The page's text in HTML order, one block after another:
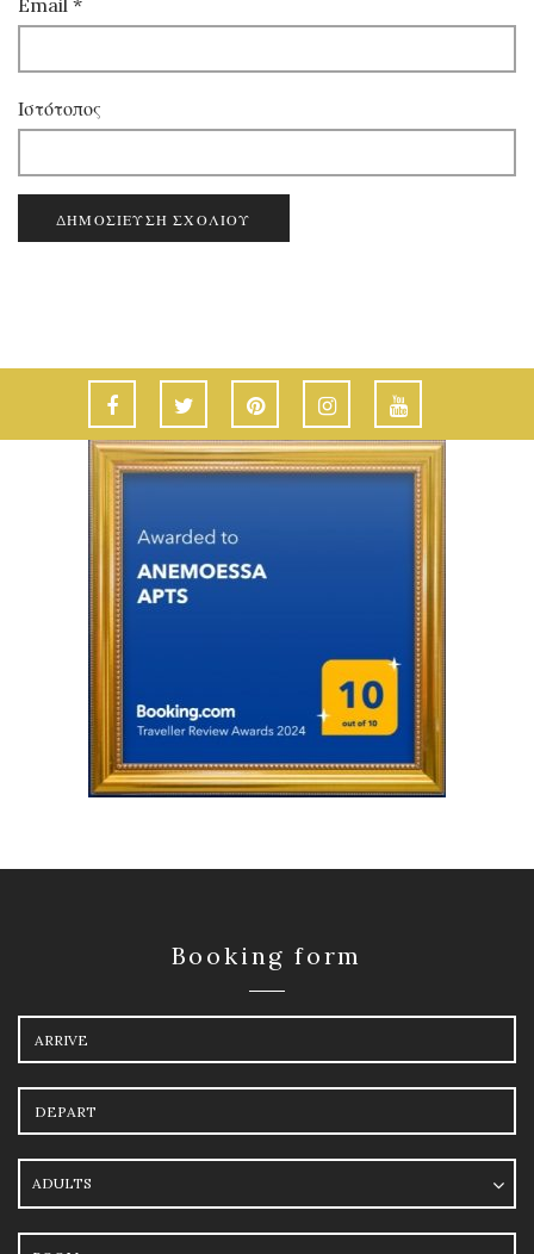
Email *
Ιστότοπος
Booking form
Arrival
Departure
Adults
Room